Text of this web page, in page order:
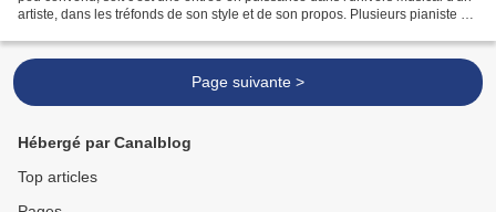
artiste, dans les tréfonds de son style et de son propos. Plusieurs pianiste de
Page suivante >
Hébergé par Canalblog
Top articles